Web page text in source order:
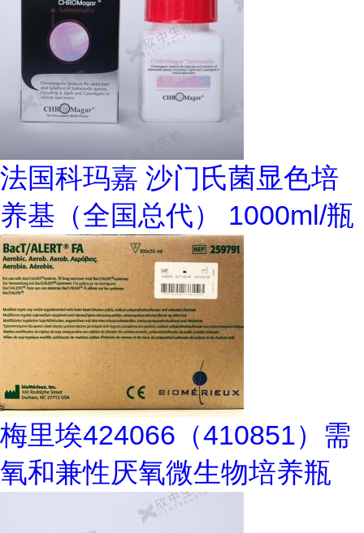
法国科玛嘉 沙门氏菌显色培
养基（全国总代） 1000ml/瓶
梅里埃424066（410851）需
氧和兼性厌氧微生物培养瓶